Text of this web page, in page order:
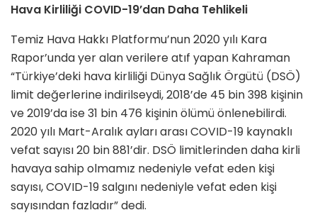
Hava Kirliliği COVID-19’dan Daha Tehlikeli
Temiz Hava Hakkı Platformu’nun 2020 yılı Kara
Rapor’unda yer alan verilere atıf yapan Kahraman
“Türkiye’deki hava kirliliği Dünya Sağlık Örgütü (DSÖ)
limit değerlerine indirilseydi, 2018’de 45 bin 398 kişinin
ve 2019’da ise 31 bin 476 kişinin ölümü önlenebilirdi.
2020 yılı Mart-Aralık ayları arası COVID-19 kaynaklı
vefat sayısı 20 bin 881’dir. DSÖ limitlerinden daha kirli
havaya sahip olmamız nedeniyle vefat eden kişi
sayısı, COVID-19 salgını nedeniyle vefat eden kişi
sayısından fazladır” dedi.